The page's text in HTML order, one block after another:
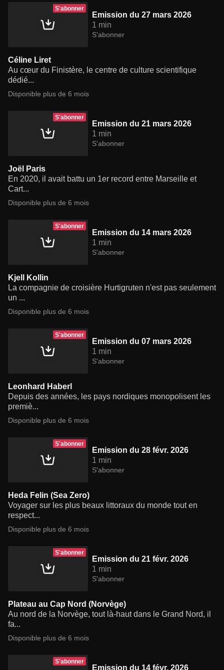
S'abonner
Emission du 27 mars 2026
1 min
S'abonner
Céline Liret
Au cœur du Finistère, le centre de culture scientifique
dédié...
Disponible plus de 6 mois
S'abonner
Emission du 21 mars 2026
1 min
S'abonner
Joël Paris
En 2020, il avait battu un 1er record entre Marseille et
Cart...
Disponible plus de 6 mois
S'abonner
Emission du 14 mars 2026
1 min
S'abonner
Kjell Kollin
La compagnie de croisière Hurtigruten n'est pas seulement
un ...
Disponible plus de 6 mois
S'abonner
Emission du 07 mars 2026
1 min
S'abonner
Leonhard Haberl
Depuis des années, les pays nordiques monopolisent les
premiè...
Disponible plus de 6 mois
S'abonner
Emission du 28 févr. 2026
1 min
S'abonner
Heda Felin (Sea Zero)
Voyager sur les plus beaux littoraux du monde tout en
respect...
Disponible plus de 6 mois
S'abonner
Emission du 21 févr. 2026
1 min
S'abonner
Plateau au Cap Nord (Norvège)
Au nord de la Norvège, tout là-haut dans le Grand Nord, il
fa...
Disponible plus de 6 mois
S'abonner
Emission du 14 févr. 2026